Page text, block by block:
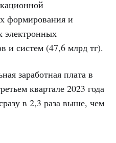
формирования и
электронных
и систем (47,6 млрд тг).
заработная плата в
квартале 2023 года
в 2,3 раза выше, чем